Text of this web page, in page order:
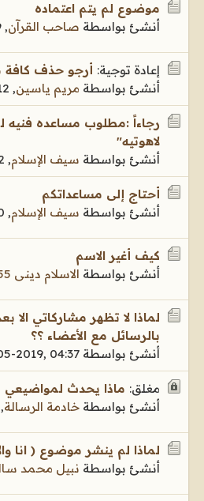
موضوع لم يتم اعتماده
أنشئ بواسطة صاحب القرآن,
إعادة توجية: أرجو حذف كافة
أنشئ بواسطة مريم ياسين,
23:56
رجاءاً :مطلوب مساعده فنيه
لاهوتيه"
أنشئ بواسطة سيف الإسلام,
أحتاج إلى مساعداتكم
أنشئ بواسطة سيف الإسلام,
كيف أغير الاسم
أنشئ بواسطة الاسلام دينى 555
بالرسائل مع الأعضاء ؟؟
أنشئ بواسطة2019, 04:37
مغلق: ماذا يحدث لمواضيعي
أنشئ بواسطةخادمة الرسالة,
لماذا لم ينشر موضوع ( انا
أنشئ بواسطة نبيل محمد